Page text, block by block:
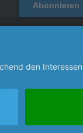
Abonnieren